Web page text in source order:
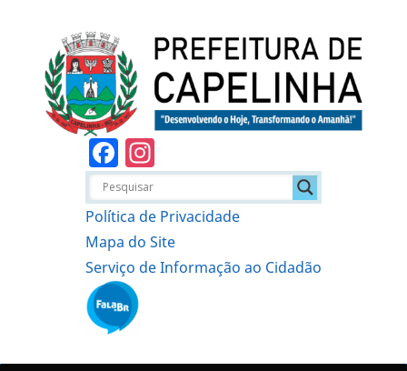
Facebook
Política de Privacidade
Mapa do Site
Serviço de Informação ao Cidadão